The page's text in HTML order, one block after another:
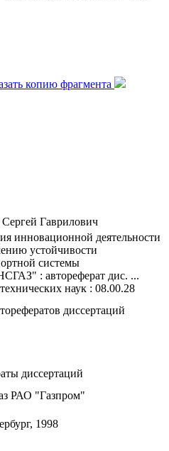
копию фрагмента
Гаврилович
инновационной деятельности
устойчивости
системы
: автореферат дис. ...
наук : 08.00.28
диссертаций
диссертаций
РАО "Газпром"
1998